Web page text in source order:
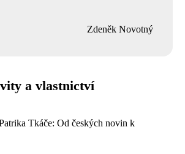
Zdeněk Novotný
a vlastnictví
Tkáče: Od českých novin k